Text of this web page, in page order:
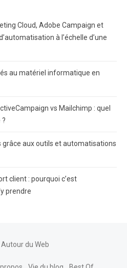
Cloud, Adobe Campaign et
à l’échelle d’une
au matériel informatique en
vs Mailchimp : quel
aux outils et automatisations
client : pourquoi c’est
prendre
du Web